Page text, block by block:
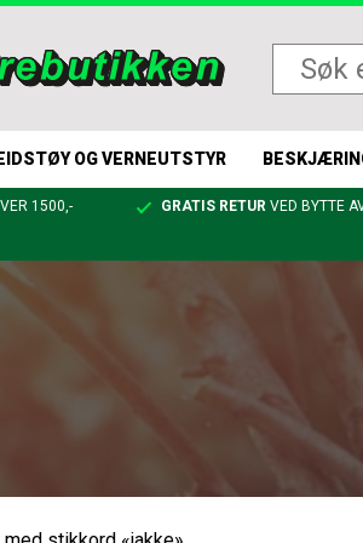
OG VERNEUTSTYR
1500,- GRATIS RETUR VED BYTTE